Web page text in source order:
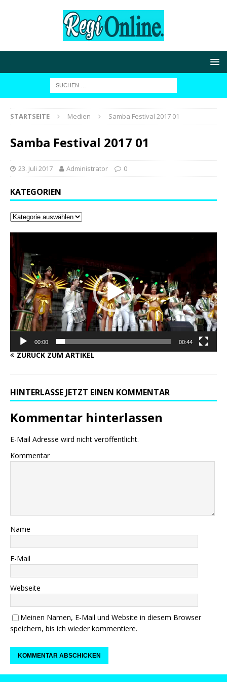
STARTSEITE Medien Samba Festival 2017 01
Samba Festival 2017 01
23. Juli 2017 Administrator 0
KATEGORIEN
Video-
Player
00:00 00:44
ZURÜCK ZUM ARTIKEL
HINTERLASSE JETZT EINEN KOMMENTAR
Kommentar hinterlassen
E-Mail Adresse wird nicht veröffentlicht.
Kommentar
Name
E-Mail
Webseite
Meinen Namen, E-Mail und Website in diesem Browser
speichern, bis ich wieder kommentiere.